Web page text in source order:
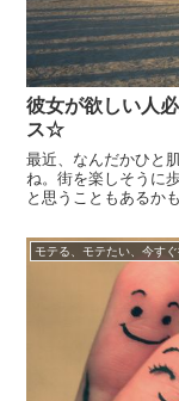
彼女が欲しい人
ス☆
最近、なんだかひと
ね。街を楽しそうに
と思うこともあるか
てあげたい。癒やさ
な理由がある...
モテる、モテたい、今す